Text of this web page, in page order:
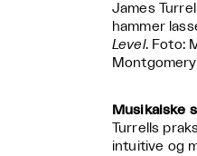
James
hammer
Level. Foto:
Montgomery
Musikalske
Turrells
intuitive og